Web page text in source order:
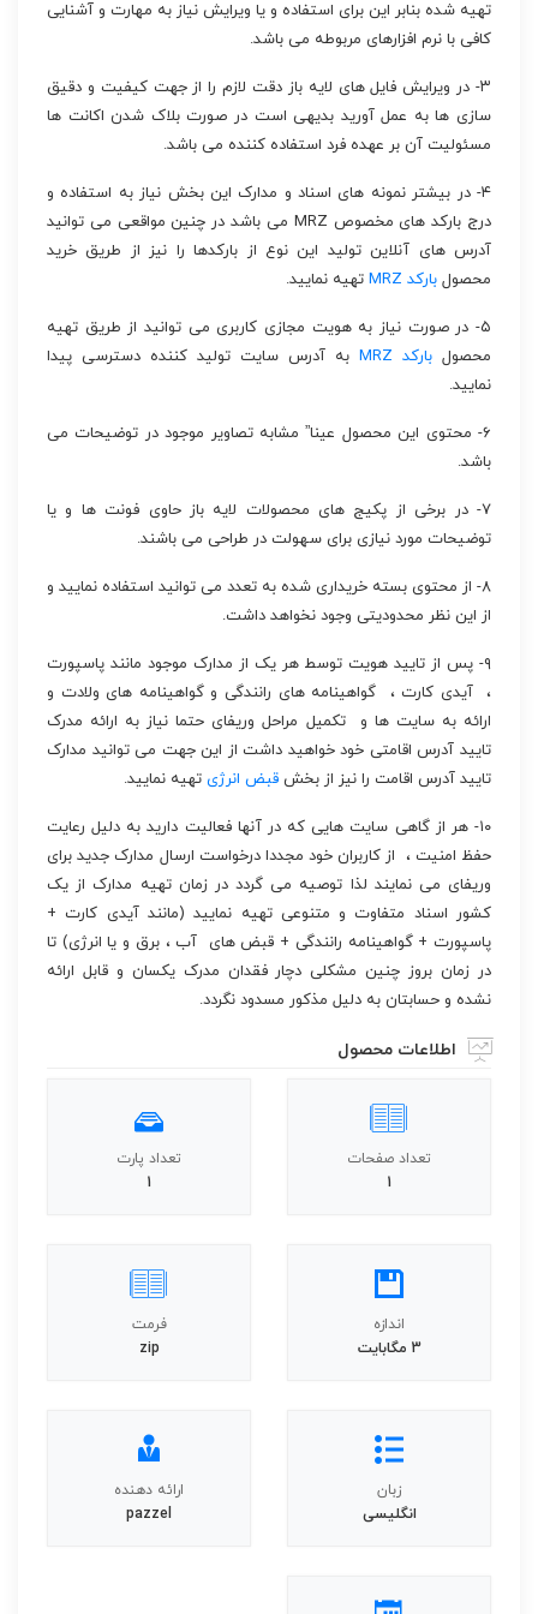
تهیه شده بنابر این برای استفاده و یا ویرایش نیاز به مهارت و آشنایی
کافی با نرم افزارهای مربوطه می باشد.
۳- در ویرایش فایل های لایه باز دقت لازم را از جهت کیفیت و دقیق
سازی ها به عمل آورید بدیهی است در صورت بلاک شدن اکانت ها
مسئولیت آن بر عهده فرد استفاده کننده می باشد.
۴- در بیشتر نمونه های اسناد و مدارک این بخش نیاز به استفاده و
درج بارکد های مخصوص MRZ می باشد در چنین مواقعی می توانید
آدرس های آنلاین تولید این نوع از بارکدها را نیز از طریق خرید
محصول بارکد MRZ تهیه نمایید.
۵- در صورت نیاز به هویت مجازی کاربری می توانید از طریق تهیه
محصول بارکد MRZ
به آدرس سایت تولید کننده دسترسی پیدا
نمایید.
۶- محتوی این محصول عینا” مشابه تصاویر موجود در توضیحات می
باشد.
۷- در برخی از پکیج های محصولات لایه باز حاوی فونت ها و یا
توضیحات مورد نیازی برای سهولت در طراحی می باشند.
۸- از محتوی بسته خریداری شده به تعدد می توانید استفاده نمایید و
از این نظر محدودیتی وجود نخواهد داشت.
۹- پس از تایید هویت توسط هر یک از مدارک موجود مانند پاسپورت
، آیدی کارت ، گواهینامه های رانندگی و گواهینامه های ولادت و
ارائه به سایت ها و تکمیل مراحل وریفای حتما نیاز به ارائه مدرک
تایید آدرس اقامتی خود خواهید داشت از این جهت می توانید مدارک
تایید آدرس اقامت را نیز از بخش قبض انرژی تهیه نمایید.
۱۰- هر از گاهی سایت هایی که در آنها فعالیت دارید به دلیل رعایت
حفظ امنیت ، از کاربران خود مجددا درخواست ارسال مدارک جدید برای
وریفای می نمایند لذا توصیه می گردد در زمان تهیه مدارک از یک
کشور اسناد متفاوت و متنوعی تهیه نمایید (مانند آیدی کارت +
پاسپورت + گواهینامه رانندگی + قبض های آب ، برق و یا انرژی) تا
در زمان بروز چنین مشکلی دچار فقدان مدرک یکسان و قابل ارائه
نشده و حسابتان به دلیل مذکور مسدود نگردد.
اطلاعات محصول
تعداد صفحات
1
تعداد پارت
1
اندازه
3 مگابایت
فرمت
zip
زبان
انگلیسی
ارائه دهنده
pazzel